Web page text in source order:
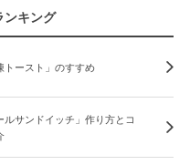
ンキング
トースト」のすすめ
サンドイッチ」作り方とコ